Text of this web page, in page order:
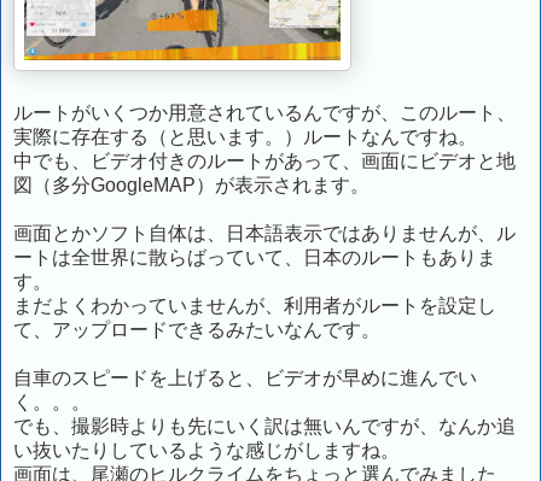
ルートがいくつか用意されているんですが、このルート、
実際に存在する（と思います。）ルートなんですね。
中でも、ビデオ付きのルートがあって、画面にビデオと地
図（多分GoogleMAP）が表示されます。
画面とかソフト自体は、日本語表示ではありませんが、ル
ートは全世界に散らばっていて、日本のルートもありま
す。
まだよくわかっていませんが、利用者がルートを設定し
て、アップロードできるみたいなんです。
自車のスピードを上げると、ビデオが早めに進んでい
く。。。
でも、撮影時よりも先にいく訳は無いんですが、なんか追
い抜いたりしているような感じがしますね。
画面は、尾瀬のヒルクライムをちょっと選んでみました